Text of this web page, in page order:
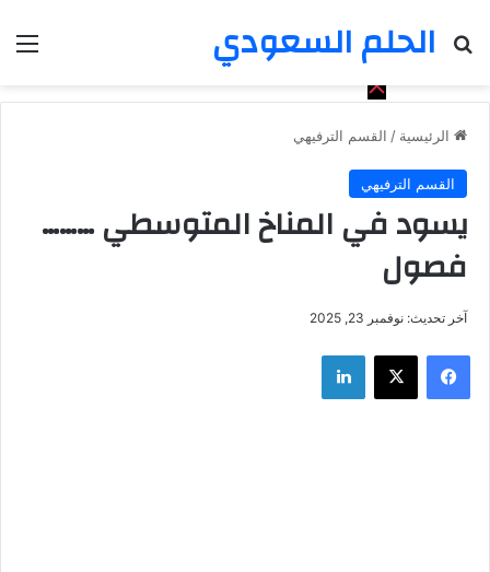
الحلم السعودي
بحث عن
الرئيسية / القسم الترفيهي
القسم الترفيهي
يسود في المناخ المتوسطي ………
فصول
آخر تحديث: نوفمبر 23, 2025
فيسبوك ‫X لينكدإن